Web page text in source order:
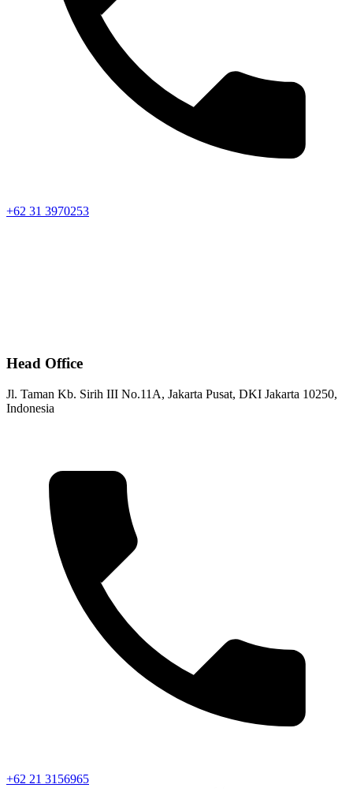
+62 31 3970253
Head Office
Jl. Taman Kb. Sirih III No.11A, Jakarta Pusat, DKI Jakarta 10250,
Indonesia
+62 21 3156965